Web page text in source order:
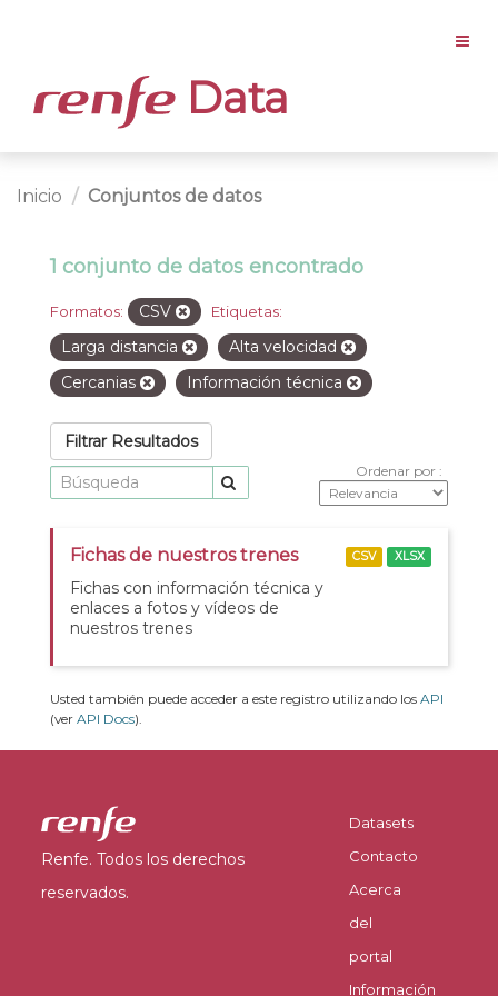
Data
Inicio Conjuntos de datos
1 conjunto de datos encontrado
Formatos: CSV Etiquetas:
Larga distancia
Alta velocidad
Cercanias
Información técnica
Filtrar Resultados
Ordenar por
Fichas de nuestros trenes
Fichas con información técnica y
enlaces a fotos y vídeos de
nuestros trenes
CSV XLSX
Usted también puede acceder a este registro utilizando los API
(ver API Docs).
Renfe. Todos los derechos
reservados.
Datasets
Contacto
Acerca
del
portal
Información